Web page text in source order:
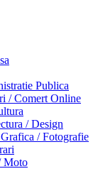
Publica
/ Comert Online
/ Design
/ Fotografie
Moto